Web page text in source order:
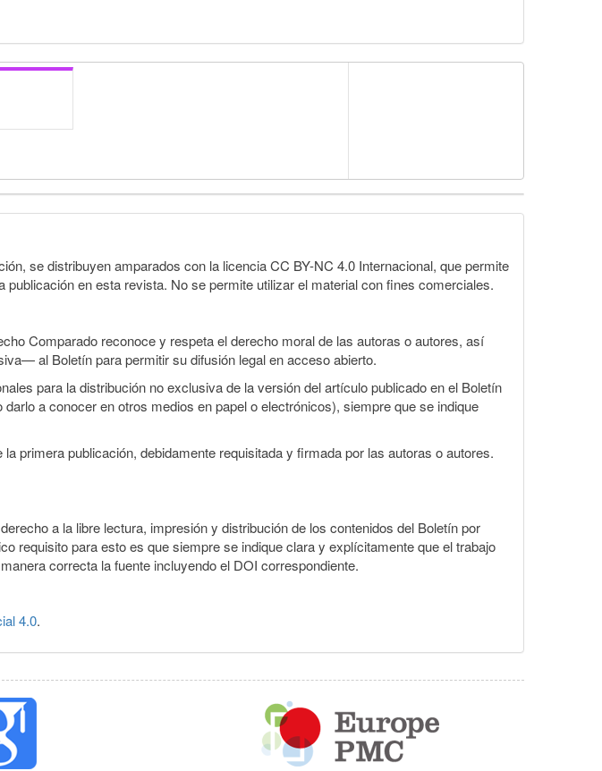
se distribuyen amparados con la licencia CC BY-NC 4.0 Internacional, que permite
en esta revista. No se permite utilizar el material con fines comerciales.
Comparado reconoce y respeta el derecho moral de las autoras o autores, así
al Boletín para permitir su difusión legal en acceso abierto.
para la distribución no exclusiva de la versión del artículo publicado en el Boletín
a conocer en otros medios en papel o electrónicos), siempre que se indique
primera publicación, debidamente requisitada y firmada por las autoras o autores.
a la libre lectura, impresión y distribución de los contenidos del Boletín por
requisito para esto es que siempre se indique clara y explícitamente que el trabajo
correcta la fuente incluyendo el DOI correspondiente.
4.0.